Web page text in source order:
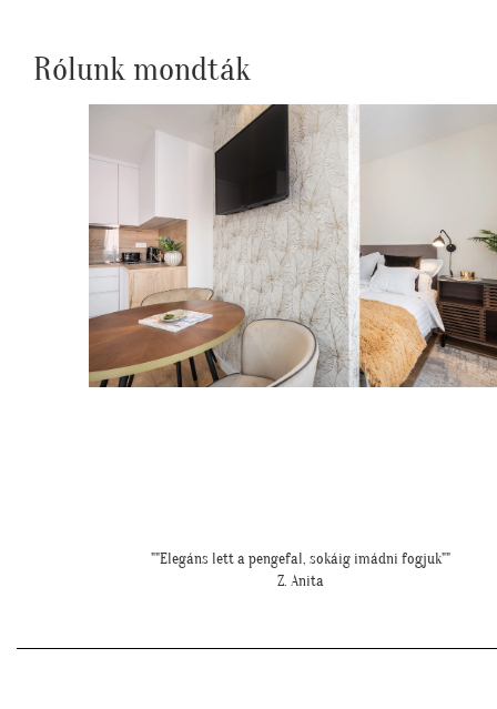
Rólunk mondták
""Elkészült a kép, gondoltam, hátha :)""
H. Sára